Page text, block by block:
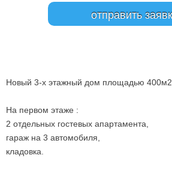
Новый 3-х этажный дом площадью 400м2.
На первом этаже :
2 отдельных гостевых апартамента,
гараж на 3 автомобиля,
кладовка.